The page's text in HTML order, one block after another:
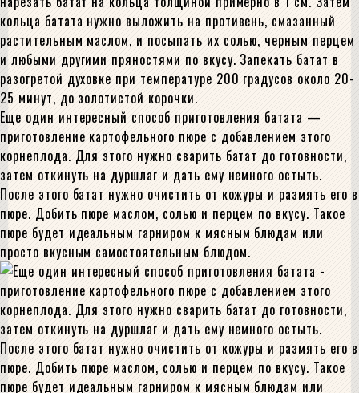
кольца батата нужно выложить на противень, смазанный
растительным маслом, и посыпать их солью, черным перцем
и любыми другими пряностями по вкусу. Запекать батат в
разогретой духовке при температуре 200 градусов около 20-
25 минут, до золотистой корочки.
Еще один интересный способ приготовления батата —
приготовление картофельного пюре с добавлением этого
корнеплода. Для этого нужно сварить батат до готовности,
затем откинуть на дуршлаг и дать ему немного остыть.
После этого батат нужно очистить от кожуры и размять его в
пюре. Добить пюре маслом, солью и перцем по вкусу. Такое
пюре будет идеальным гарниром к мясным блюдам или
просто вкусным самостоятельным блюдом.